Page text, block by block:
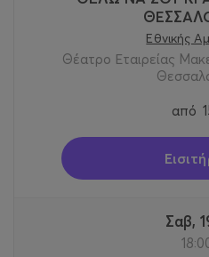
Εθνικής
Θέατρο Εταιρείας
από
Σαβ,